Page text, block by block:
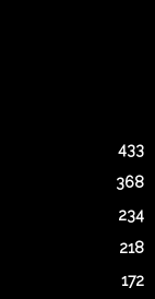
433
368
234
218
172